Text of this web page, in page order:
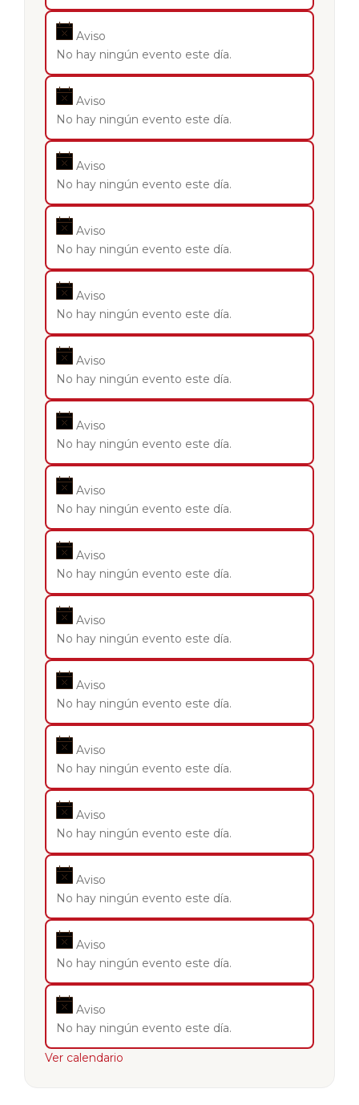
Aviso
No hay ningún evento este día.
Aviso
No hay ningún evento este día.
Aviso
No hay ningún evento este día.
Aviso
No hay ningún evento este día.
Aviso
No hay ningún evento este día.
Aviso
No hay ningún evento este día.
Aviso
No hay ningún evento este día.
Aviso
No hay ningún evento este día.
Aviso
No hay ningún evento este día.
Aviso
No hay ningún evento este día.
Aviso
No hay ningún evento este día.
Aviso
No hay ningún evento este día.
Aviso
No hay ningún evento este día.
Aviso
No hay ningún evento este día.
Aviso
No hay ningún evento este día.
Aviso
No hay ningún evento este día.
Ver calendario